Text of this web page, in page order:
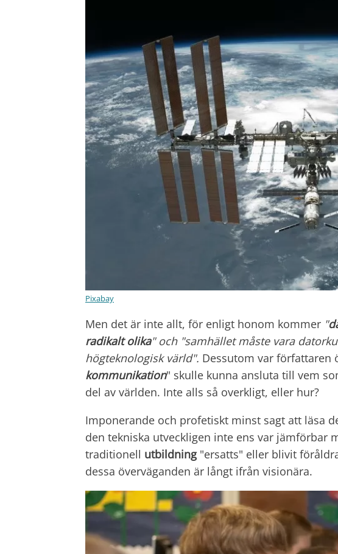
Pixabay
Men det är inte allt, för enligt honom kommer "
radikalt olika" och "samhället måste vara
högteknologisk värld". Dessutom var författaren
kommunikation" skulle kunna ansluta till vem
del av världen. Inte alls så overkligt, eller hur?
Imponerande och profetiskt minst sagt att läsa
den tekniska utveckligen inte ens var jämförbar
traditionell utbildning"ersatts" eller blivit
dessa överväganden är långt ifrån visionära.